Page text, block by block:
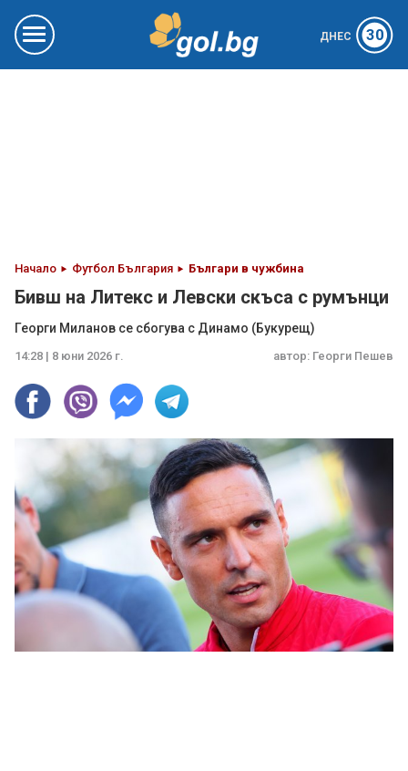
ДНЕС 30
Начало Футбол България Българи в чужбина
Бивш на Литекс и Левски скъса с румънци
Георги Миланов се сбогува с Динамо (Букурещ)
14:28 | 8 юни 2026 г. автор: Георги Пешев